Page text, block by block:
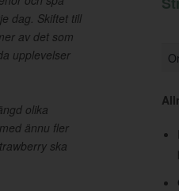
dag. Skiftet till
av det som
upplevelser
olika
ännu fler
ska